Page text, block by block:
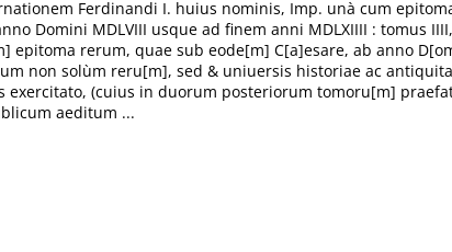
Ferdinandi I. huius nominis, Imp. unà cum
Domini MDLVIII usque ad finem anni MDLXIIII : tomus
rerum, quae sub eode[m] C[a]esare, ab anno
non solùm reru[m], sed & uniuersis historiae ac
(cuius in duorum posteriorum tomoru[m]
aeditum ...